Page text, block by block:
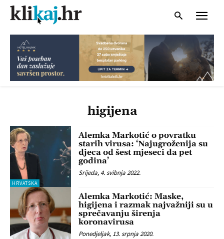
higijena
HRVATSKA
Alemka Markotić o povratku
starih virusa: ‘Najugroženija su
djeca od šest mjeseci da pet
godina’
Srijeda, 4. svibnja 2022.
Alemka Markotić: Maske,
higijena i razmak najvažniji su u
sprečavanju širenja
koronavirusa
Ponedjeljak, 13. srpnja 2020.